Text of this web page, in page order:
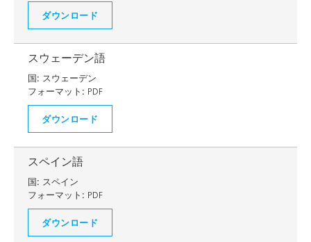
ダウンロード
スウェーデン語
国: スウェーデン
フォーマット: PDF
ダウンロード
スペイン語
国: スペイン
フォーマット: PDF
ダウンロード